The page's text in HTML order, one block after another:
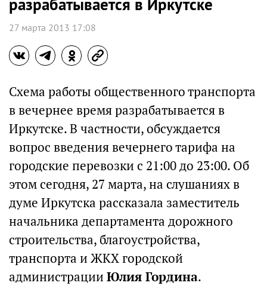
разрабатывается в Иркутске
27 марта 2013 17:08
Схема работы общественного транспорта
в вечернее время разрабатывается в
Иркутске. В частности, обсуждается
вопрос введения вечернего тарифа на
городские перевозки с 21:00 до 23:00. Об
этом сегодня, 27 марта, на слушаниях в
думе Иркутска рассказала заместитель
начальника департамента дорожного
строительства, благоустройства,
транспорта и ЖКХ городской
администрации Юлия Гордина.